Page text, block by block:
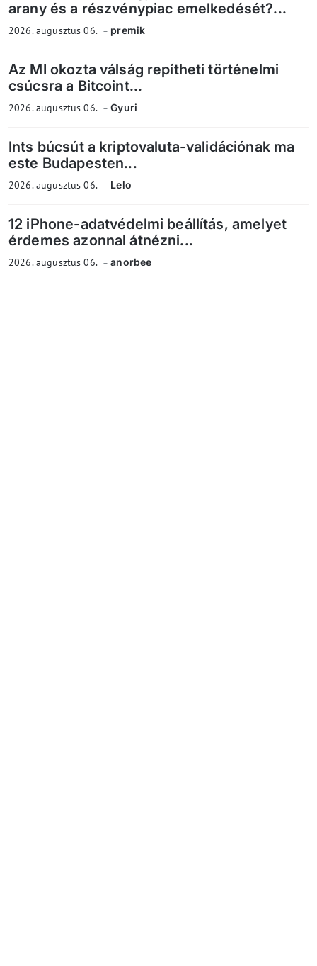
arany és a részvénypiac emelkedését?...
2026. augusztus 06. premik
Az MI okozta válság repítheti történelmi
csúcsra a Bitcoint...
2026. augusztus 06. Gyuri
Ints búcsút a kriptovaluta-validációnak ma
este Budapesten...
2026. augusztus 06. Lelo
12 iPhone-adatvédelmi beállítás, amelyet
érdemes azonnal átnézni...
2026. augusztus 06. anorbee